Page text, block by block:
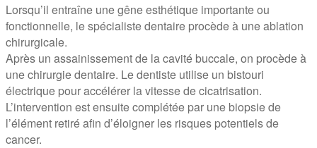
Lorsqu’il entraîne une gêne esthétique importante ou
fonctionnelle, le spécialiste dentaire procède à une ablation
chirurgicale.
Après un assainissement de la cavité buccale, on procède à
une chirurgie dentaire. Le dentiste utilise un bistouri
électrique pour accélérer la vitesse de cicatrisation.
L’intervention est ensuite complétée par une biopsie de
l’élément retiré afin d’éloigner les risques potentiels de
cancer.